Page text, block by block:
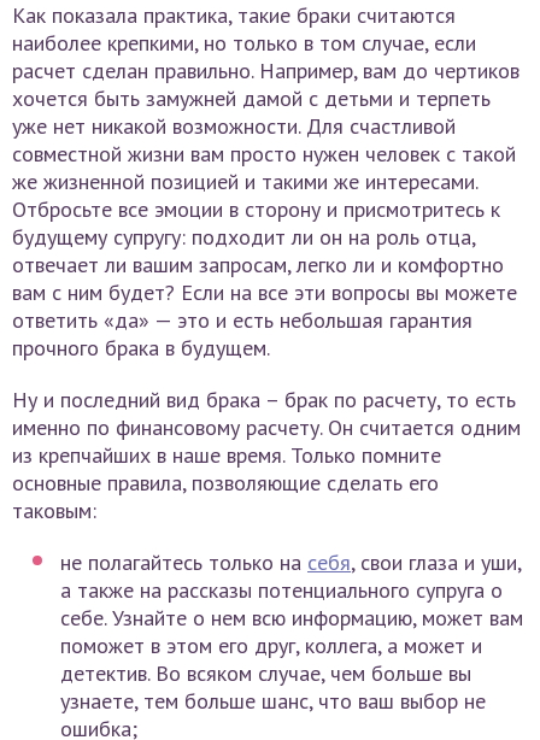
Как показала практика, такие браки считаются
наиболее крепкими, но только в том случае, если
расчет сделан правильно. Например, вам до чертиков
хочется быть замужней дамой с детьми и терпеть
уже нет никакой возможности. Для счастливой
совместной жизни вам просто нужен человек с такой
же жизненной позицией и такими же интересами.
Отбросьте все эмоции в сторону и присмотритесь к
будущему супругу: подходит ли он на роль отца,
отвечает ли вашим запросам, легко ли и комфортно
вам с ним будет? Если на все эти вопросы вы можете
ответить «да» — это и есть небольшая гарантия
прочного брака в будущем.
Ну и последний вид брака – брак по расчету, то есть
именно по финансовому расчету. Он считается одним
из крепчайших в наше время. Только помните
основные правила, позволяющие сделать его
таковым:
не полагайтесь только на себя, свои глаза и уши,
а также на рассказы потенциального супруга о
себе. Узнайте о нем всю информацию, может вам
поможет в этом его друг, коллега, а может и
детектив. Во всяком случае, чем больше вы
узнаете, тем больше шанс, что ваш выбор не
ошибка;